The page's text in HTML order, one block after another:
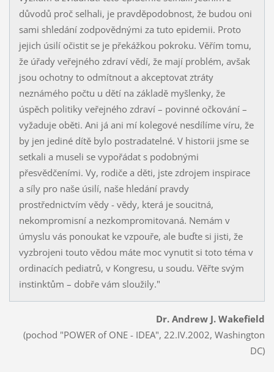
důvodů proč selhali, je pravděpodobnost, že budou oni
sami shledání zodpovědnými za tuto epidemii. Proto
jejich úsilí očistit se je překážkou pokroku. Věřím tomu,
že úřady veřejného zdraví vědí, že mají problém, avšak
jsou ochotny to odmítnout a akceptovat ztráty
neznámého počtu u dětí na základě myšlenky, že
úspěch politiky veřejného zdraví – povinné očkování –
vyžaduje oběti. Ani já ani mí kolegové nesdílíme víru, že
by jen jediné dítě bylo postradatelné. V historii jsme se
setkali a museli se vypořádat s podobnými
přesvědčeními. Vy, rodiče a děti, jste zdrojem inspirace
a síly pro naše úsilí, naše hledání pravdy
prostřednictvím vědy - vědy, která je soucitná,
nekompromisní a nezkompromitovaná. Nemám v
úmyslu vás ponoukat ke vzpouře, ale buďte si jisti, že
vyzbrojeni touto vědou máte moc vynutit si toto téma v
ordinacích pediatrů, v Kongresu, u soudu. Věřte svým
instinktům – dobře vám sloužily."
Dr. Andrew J. Wakefield
(pochod "POWER of ONE - IDEA", 22.IV.2002, Washington
DC)